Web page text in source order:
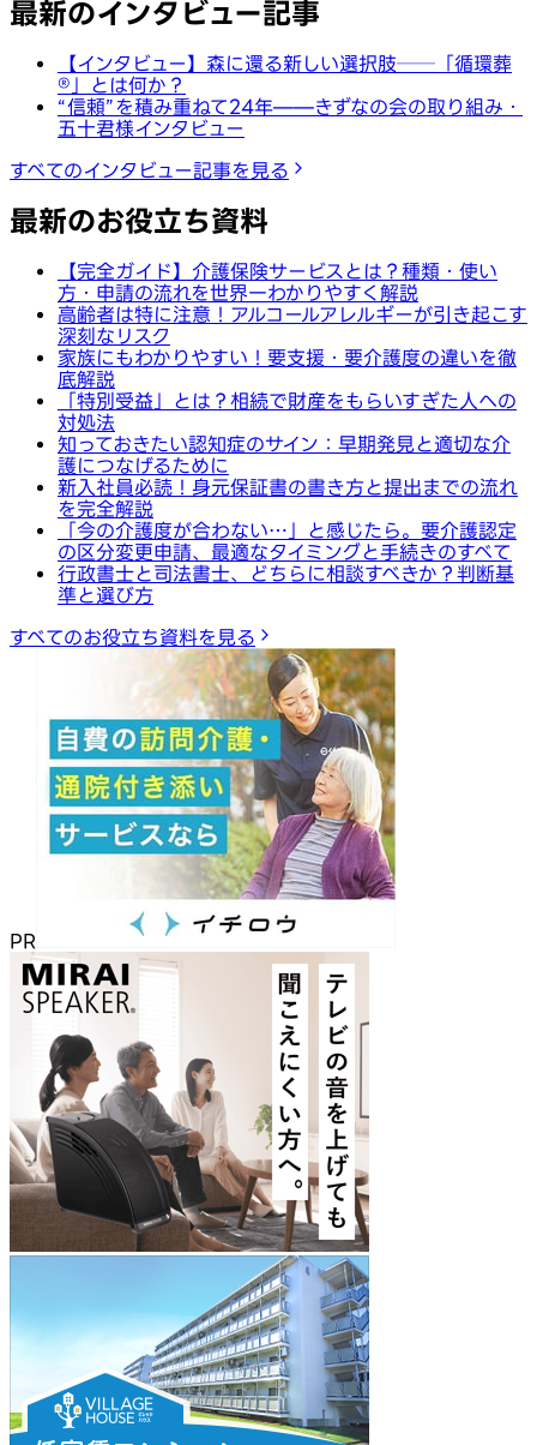
最新のインタビュー記事
【インタビュー】森に還る新しい選択肢──「循環葬
®︎」とは何か？
“信頼”を積み重ねて24年——きずなの会の取り組み・
五十君様インタビュー
すべてのインタビュー記事を見る
最新のお役立ち資料
【完全ガイド】介護保険サービスとは？種類・使い
方・申請の流れを世界一わかりやすく解説
高齢者は特に注意！アルコールアレルギーが引き起こす
深刻なリスク
家族にもわかりやすい！要支援・要介護度の違いを徹
底解説
「特別受益」とは？相続で財産をもらいすぎた人への
対処法
知っておきたい認知症のサイン：早期発見と適切な介
護につなげるために
新入社員必読！身元保証書の書き方と提出までの流れ
を完全解説
「今の介護度が合わない…」と感じたら。要介護認定
の区分変更申請、最適なタイミングと手続きのすべて
行政書士と司法書士、どちらに相談すべきか？判断基
準と選び方
すべてのお役立ち資料を見る
PR